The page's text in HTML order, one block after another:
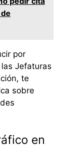
por
Jefaturas
te
sobre
en